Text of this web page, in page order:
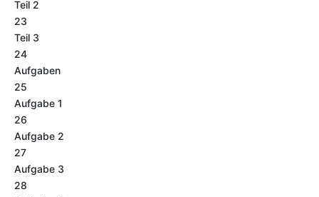
Teil 2
23
Teil 3
24
Aufgaben
25
Aufgabe 1
26
Aufgabe 2
27
Aufgabe 3
28